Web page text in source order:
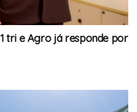
tri e Agro já responde por